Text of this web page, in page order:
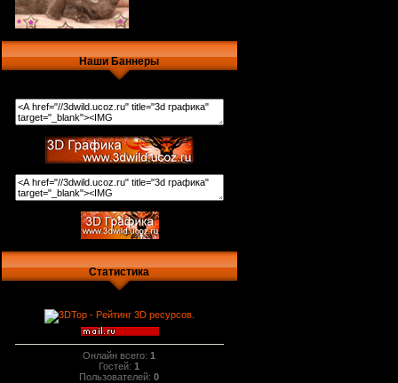
Наши Баннеры
Статистика
Онлайн всего:1
Гостей:1
Пользователей:0